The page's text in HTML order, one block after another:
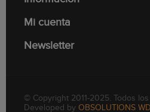
Mi cuenta
Newsletter
© Copyright 2011-2025. Todos
Developed by OBSOLUTIONS